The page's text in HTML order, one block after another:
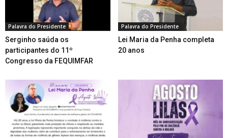
Palavra do Presidente
Serginho saúda os
participantes do 11º
Congresso da FEQUIMFAR
Palavra do Presidente
Lei Maria da Penha completa
20 anos